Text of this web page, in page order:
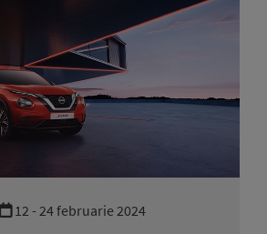
12 - 24 februarie 2024